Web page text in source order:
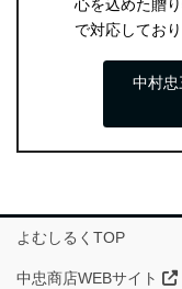
心を込めた贈
で対応しており
中村忠
よむしるくTOP
中忠商店WEBサイト